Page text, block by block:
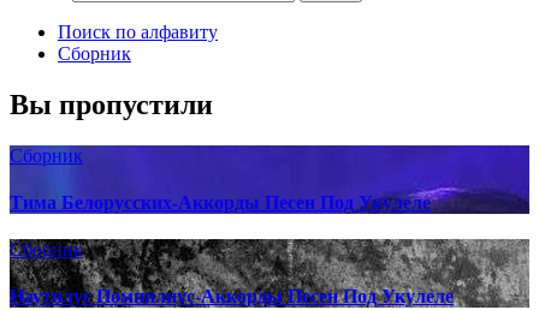
Поиск по алфавиту
Сборник
Вы пропустили
Сборник
Тима Белорусских-Аккорды Песен Под Укулеле
Сборник
Наутилус Помпилиус-Аккорды Песен Под Укулеле